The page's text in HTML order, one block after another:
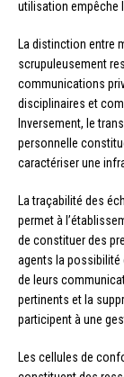
utilisation empêche
La distinction entre
scrupuleusement
communications
disciplinaires et
Inversement, le
personnelle
caractériser une
La traçabilité des
permet à
de constituer des
agents la possibilité
de leurs
pertinents et la
participent à une
Les cellules de